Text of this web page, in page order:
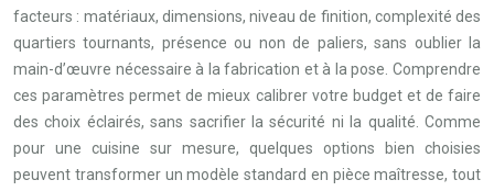
facteurs : matériaux, dimensions, niveau de finition, complexité des
quartiers tournants, présence ou non de paliers, sans oublier la
main-d’œuvre nécessaire à la fabrication et à la pose. Comprendre
ces paramètres permet de mieux calibrer votre budget et de faire
des choix éclairés, sans sacrifier la sécurité ni la qualité. Comme
pour une cuisine sur mesure, quelques options bien choisies
peuvent transformer un modèle standard en pièce maîtresse, tout